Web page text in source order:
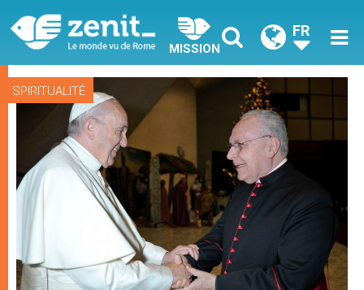
MISSION
FR
SPIRITUALITÉ